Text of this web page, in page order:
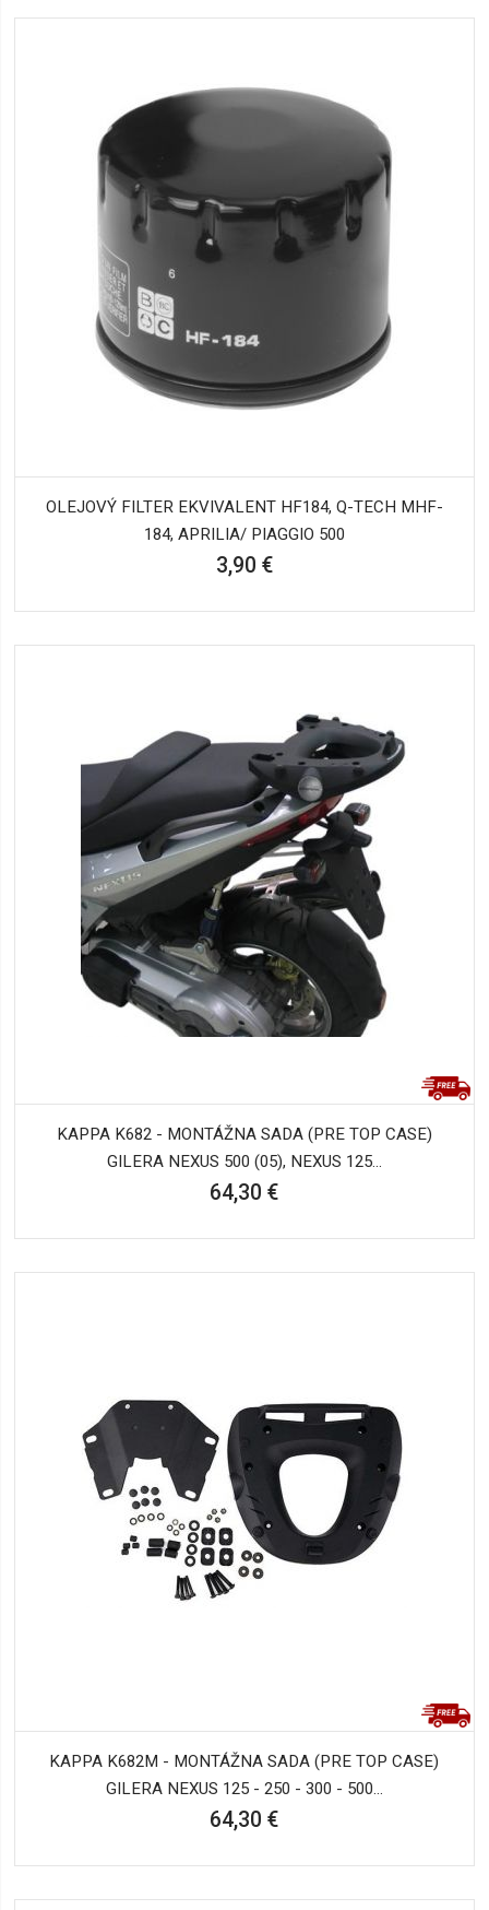
OLEJOVÝ FILTER EKVIVALENT HF184, Q-TECH MHF-
184, APRILIA/ PIAGGIO 500
3,90 €
KAPPA K682 - MONTÁŽNA SADA (PRE TOP CASE)
GILERA NEXUS 500 (05), NEXUS 125...
64,30 €
KAPPA K682M - MONTÁŽNA SADA (PRE TOP CASE)
GILERA NEXUS 125 - 250 - 300 - 500...
64,30 €